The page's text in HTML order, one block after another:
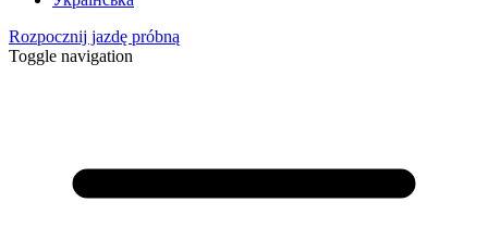
Rozpocznij jazdę próbną
Toggle navigation